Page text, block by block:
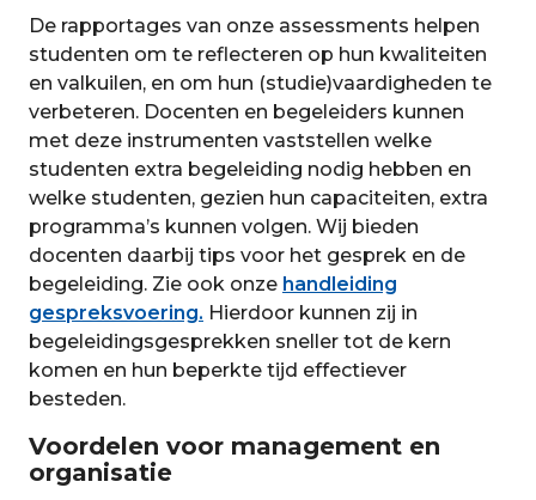
De rapportages van onze assessments helpen
studenten om te reflecteren op hun kwaliteiten
en valkuilen, en om hun (studie)vaardigheden te
verbeteren. Docenten en begeleiders kunnen
met deze instrumenten vaststellen welke
studenten extra begeleiding nodig hebben en
welke studenten, gezien hun capaciteiten, extra
programma’s kunnen volgen. Wij bieden
docenten daarbij tips voor het gesprek en de
begeleiding. Zie ook onze handleiding
gespreksvoering. Hierdoor kunnen zij in
begeleidingsgesprekken sneller tot de kern
komen en hun beperkte tijd effectiever
besteden.
Voordelen voor management en
organisatie